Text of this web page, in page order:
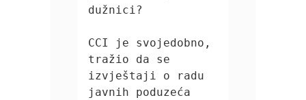
dužnici?
CCI je svojedobno,
tražio da se
izvještaji o radu
javnih poduzeća